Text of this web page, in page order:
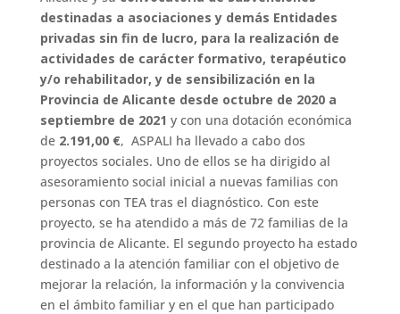
destinadas a asociaciones y demás Entidades
privadas sin fin de lucro, para la realización de
actividades de carácter formativo, terapéutico
y/o rehabilitador, y de sensibilización en la
Provincia de Alicante desde octubre de 2020 a
septiembre de 2021 y con una dotación económica
de 2.191,00 €, ASPALI ha llevado a cabo dos
proyectos sociales. Uno de ellos se ha dirigido al
asesoramiento social inicial a nuevas familias con
personas con TEA tras el diagnóstico. Con este
proyecto, se ha atendido a más de 72 familias de la
provincia de Alicante. El segundo proyecto ha estado
destinado a la atención familiar con el objetivo de
mejorar la relación, la información y la convivencia
en el ámbito familiar y en el que han participado